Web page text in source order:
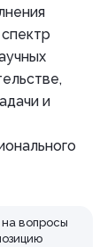
и
вопросы